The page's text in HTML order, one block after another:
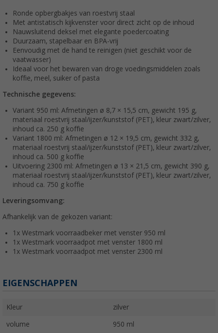
Ronde opbergbakjes van roestvrij staal
Met antistatisch kijkvenster voor direct zicht op de inhoud
Nauwsluitend deksel met elegante poedercoating
Duurzaam, stapelbaar en BPA-vrij
Eenvoudig met de hand te reinigen (niet geschikt voor de
vaatwasser)
Ideaal voor het bewaren van droge voedingsmiddelen zoals
koffie, meel, suiker of pasta
Technische gegevens:
Variant 950 ml: Afmetingen ø 8,7 × 15,5 cm, gewicht 195 g,
materiaal roestvrij staal/ijzer/kunststof (PET), kleur zwart/zilver,
inhoud ca. 250 g koffie
Variant 1800 ml: Afmetingen ø 12 × 19,5 cm, gewicht 332 g,
materiaal roestvrij staal/ijzer/kunststof (PET), kleur zwart/zilver,
inhoud ca. 500 g koffie
Uitvoering 2300 ml: Afmetingen ø 13 × 21,5 cm, gewicht 390 g,
materiaal roestvrij staal/ijzer/kunststof (PET), kleur zwart/zilver,
inhoud ca. 750 g koffie
Leveringsomvang:
Afhankelijk van de gekozen variant:
1x Westmark voorraadbeker met venster 950 ml
1x Westmark voorraadpot met venster 1800 ml
1x Westmark voorraadpot met venster 2300 ml
EIGENSCHAPPEN
Kleur zilver
volume 950 ml